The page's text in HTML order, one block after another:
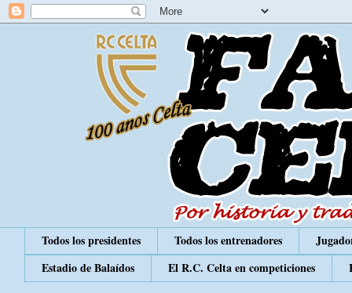
Todos los presidentes Todos los entrenadores
Estadio de Balaídos
El R.C. Celta en competiciones